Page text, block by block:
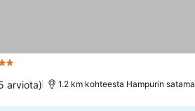
arviota) 1.2 km kohteesta Hampurin satama